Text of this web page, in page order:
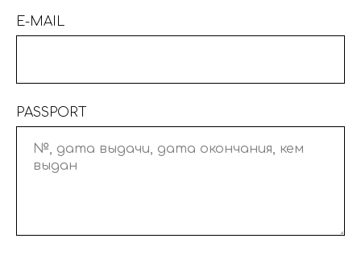
E-MAIL
PASSPORT